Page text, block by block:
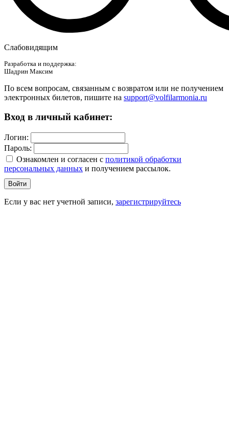
Слабовидящим
Разработка и поддержка:
Шадрин Максим
По всем вопросам, связанным с возвратом или не получением
электронных билетов, пишите на support@volfilarmonia.ru
Вход в личный кабинет:
Логин:
Пароль:
Ознакомлен и согласен c политикой обработки
персональных данных и получением рассылок.
Войти
Если у вас нет учетной записи, зарегистрируйтесь